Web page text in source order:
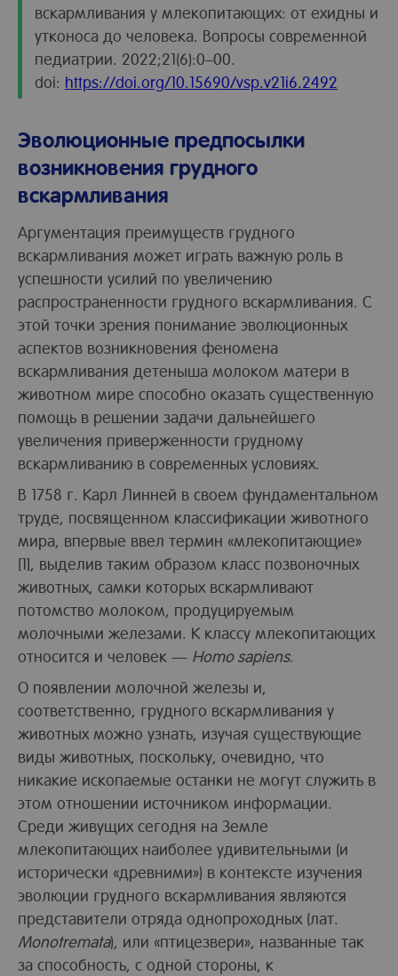
вскармливания у млекопитающих: от ехидны и
утконоса до человека. Вопросы современной
педиатрии. 2022;21(6):0–00.
doi: https://doi.org/10.15690/vsp.v21i6.2492
Эволюционные предпосылки
возникновения грудного
вскармливания
Аргументация преимуществ грудного
вскармливания может играть важную роль в
успешности усилий по увеличению
распространенности грудного вскармливания. С
этой точки зрения понимание эволюционных
аспектов возникновения феномена
вскармливания детеныша молоком матери в
животном мире способно оказать существенную
помощь в решении задачи дальнейшего
увеличения приверженности грудному
вскармливанию в современных условиях.
В 1758 г. Карл Линней в своем фундаментальном
труде, посвященном классификации животного
мира, впервые ввел термин «млекопитающие»
[1], выделив таким образом класс позвоночных
животных, самки которых вскармливают
потомство молоком, продуцируемым
молочными железами. К классу млекопитающих
относится и человек — Homo sapiens.
О появлении молочной железы и,
соответственно, грудного вскармливания у
животных можно узнать, изучая существующие
виды животных, поскольку, очевидно, что
никакие ископаемые останки не могут служить в
этом отношении источником информации.
Среди живущих сегодня на Земле
млекопитающих наиболее удивительными (и
исторически «древними») в контексте изучения
эволюции грудного вскармливания являются
представители отряда однопроходных (лат.
Monotremata), или «птицезвери», названные так
за способность, с одной стороны, к